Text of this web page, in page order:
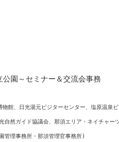
園～セミナー＆交流会事務
館、日光湯元ビジターセンター、塩原温泉
自然ガイド協議会、那須エリア・ネイチャ
管理事務所・那須管理官事務所)